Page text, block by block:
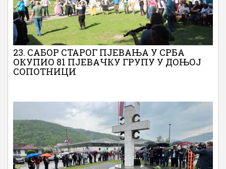
23. САБОР СТАРОГ ПЈЕВАЊА У СРБА
ОКУПИО 81 ПЈЕВАЧКУ ГРУПУ У ДОЊОЈ
СОПОТНИЦИ